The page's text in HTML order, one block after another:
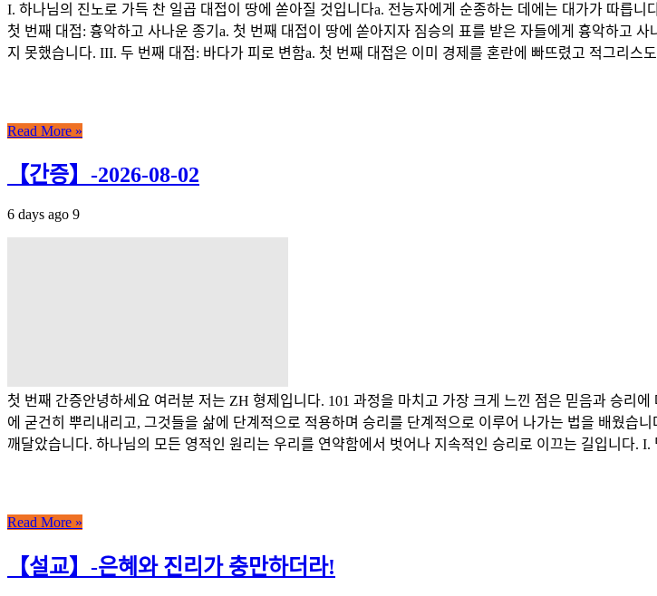
I. 하나님의 진노로 가득 찬 일곱 대접이 땅에 쏟아질 것입니다a. 전능자에게 순종하는 데에는 대가가 따릅
첫 번째 대접: 흉악하고 사나운 종기a. 첫 번째 대접이 땅에 쏟아지자 짐승의 표를 받은 자들에게 흉악하고
지 못했습니다. III. 두 번째 대접: 바다가 피로 변함a. 첫 번째 대접은 이미 경제를 혼란에 빠뜨렸고 적그리스
Read More »
【간증】-2026-08-02
6 days ago 9
첫 번째 간증안녕하세요 여러분 저는 ZH 형제입니다. 101 과정을 마치고 가장 크게 느낀 점은 믿음과 승리
에 굳건히 뿌리내리고, 그것들을 삶에 단계적으로 적용하며 승리를 단계적으로 이루어 나가는 법을 배웠습
깨달았습니다. 하나님의 모든 영적인 원리는 우리를 연약함에서 벗어나 지속적인 승리로 이끄는 길입니다.
Read More »
【설교】-은혜와 진리가 충만하더라!